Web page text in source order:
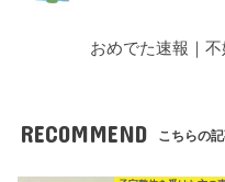
おめでた速報｜
RECOMMEND こちらの